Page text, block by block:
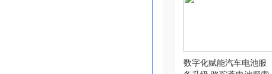
数字化赋能汽车电池服